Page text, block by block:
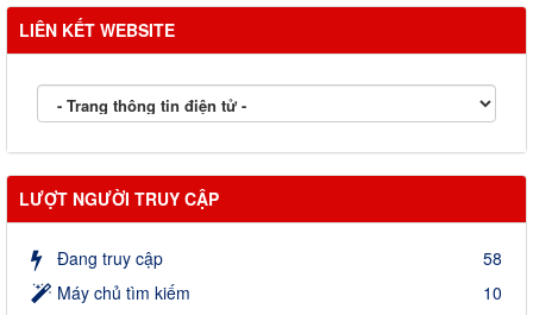
LIÊN KẾT WEBSITE
LƯỢT NGƯỜI TRUY CẬP
Đang truy cập
58
Máy chủ tìm kiếm
10